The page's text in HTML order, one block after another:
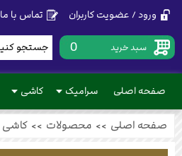
ورود / عضویت کاربران تماس با ما
سبد خرید 0
صفحه اصلی سرامیک کاشی
صفحه اصلی >> محصولات >> کاشی